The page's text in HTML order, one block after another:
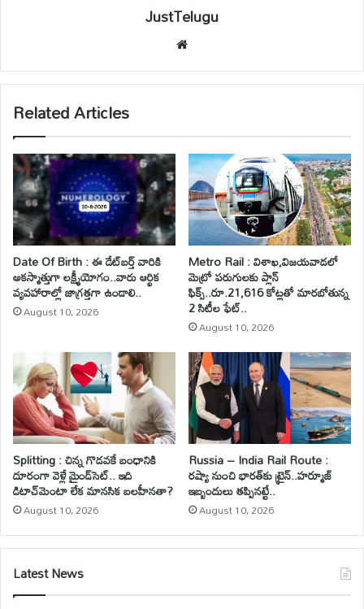
JustTelugu
bsi
te
Related Articles
Date Of Birth : ఈ డేట్‌బర్త్‌ వారికి
అకస్మాత్తుగా లక్ష్మీయోగం..వారు ఆర్థిక
వ్యవహారాల్లో జాగ్రత్తగా ఉండాలి..
August 10, 2026
Metro Rail : విశాఖ,విజయవాడలో
మెట్రో పరుగులకు ప్లాన్
ఫిక్స్..రూ.21,616 కోట్లతో మారబోతున్న
2 సిటీల ఫేట్..
August 10, 2026
Splitting : చిన్న గొడవకే బంధానికి
దూరంగా వెళ్లే మైండ్‌సెట్.. ఇది
డిటాచ్‌మెంటా లేక మానసిక బలహీనతా?
August 10, 2026
Russia – India Rail Route :
రష్యా నుంచి భారత్‌కు ట్రైన్..హర్మూజ్
ఇబ్బందులు తప్పినట్టే..
August 10, 2026
Latest News